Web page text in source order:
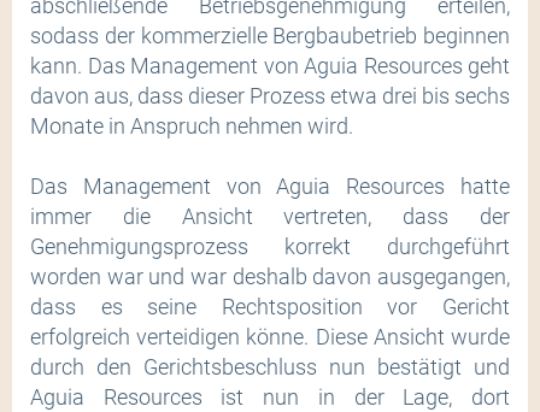
abschließende Betriebsgenehmigung erteilen,
sodass der kommerzielle Bergbaubetrieb beginnen
kann. Das Management von Aguia Resources geht
davon aus, dass dieser Prozess etwa drei bis sechs
Monate in Anspruch nehmen wird.
Das Management von Aguia Resources hatte
immer die Ansicht vertreten, dass der
Genehmigungsprozess korrekt durchgeführt
worden war und war deshalb davon ausgegangen,
dass es seine Rechtsposition vor Gericht
erfolgreich verteidigen könne. Diese Ansicht wurde
durch den Gerichtsbeschluss nun bestätigt und
Aguia Resources ist nun in der Lage, dort